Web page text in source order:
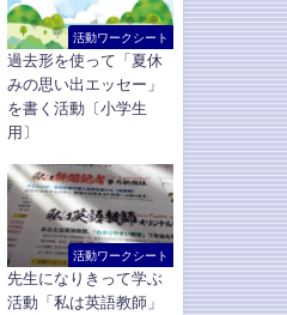
活動ワークシート
過去形を使って「夏休
みの思い出エッセー」
を書く活動〔小学生
用〕
活動ワークシート
先生になりきって学ぶ
活動「私は英語教師」